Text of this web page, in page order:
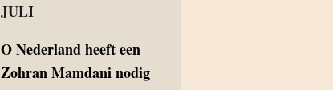
JULI
ONederland heeft een
Zohran Mamdani nodig